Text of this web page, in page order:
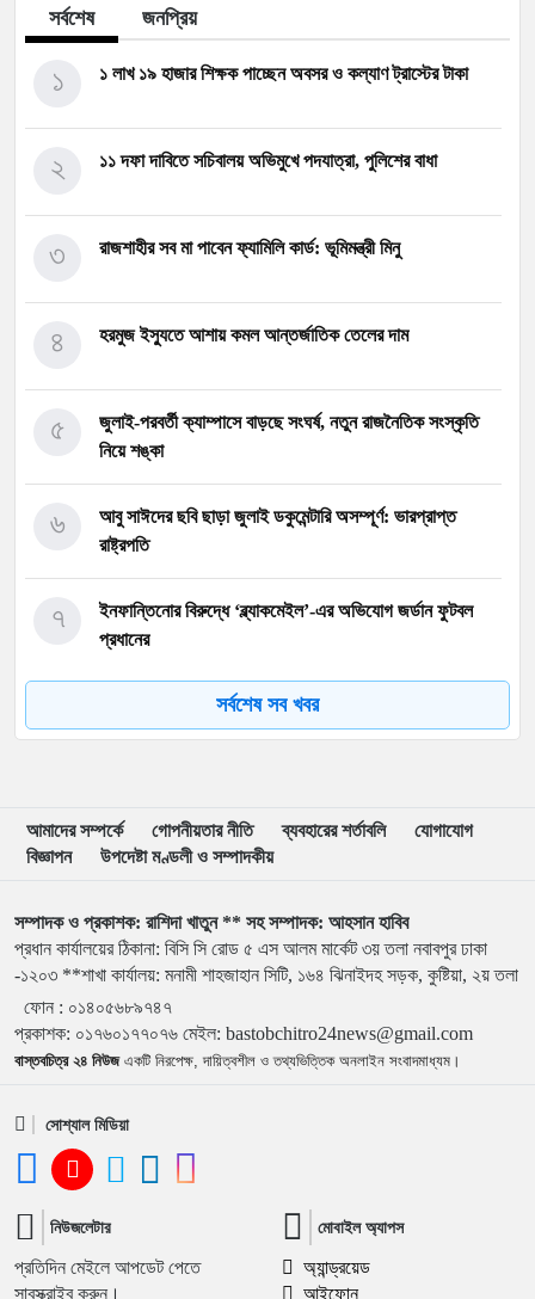
সর্বশেষ জনপ্রিয়
১ লাখ ১৯ হাজার শিক্ষক পাচ্ছেন অবসর ও কল্যাণ ট্রাস্টের টাকা
১
১১ দফা দাবিতে সচিবালয় অভিমুখে পদযাত্রা, পুলিশের বাধা
২
রাজশাহীর সব মা পাবেন ফ্যামিলি কার্ড: ভূমিমন্ত্রী মিনু
৩
হরমুজ ইস্যুতে আশায় কমল আন্তর্জাতিক তেলের দাম
৪
জুলাই-পরবর্তী ক্যাম্পাসে বাড়ছে সংঘর্ষ, নতুন রাজনৈতিক সংস্কৃতি
নিয়ে শঙ্কা
৫
আবু সাঈদের ছবি ছাড়া জুলাই ডকুমেন্টারি অসম্পূর্ণ: ভারপ্রাপ্ত
রাষ্ট্রপতি
৬
ইনফান্তিনোর বিরুদ্ধে ‘ব্ল্যাকমেইল’-এর অভিযোগ জর্ডান ফুটবল
প্রধানের
৭
বরিশাল বিশ্ববিদ্যালয়ে ছাত্রদল-শিবির সংঘর্ষে উত্তেজনা
শেখ হাসিনার বক্তব্য প্রচার করলে আইনানুগ ব্যবস্থা নেওয়া হবে
১১
জবিতে সংঘর্ষের পর জকসু ভিপি-জিএসকে ক্যাম্পাসছাড়া
১২
১৩
ভেনেজুয়েলায় জোড়া ভূমিকম্পে নিহত বেড়ে ৬ হাজার ১২৫
১৪
সর্বশেষ সব খবর
আমাদের সম্পর্কে গোপনীয়তার নীতি ব্যবহারের শর্তাবলি
যোগাযোগ
বিজ্ঞাপন
উপদেষ্টা মণ্ডলী ও সম্পাদকীয়
সম্পাদক ও প্রকাশক: রাশিদা খাতুন ** সহ সম্পাদক: আহসান হাবিব
প্রধান কার্যালয়ের ঠিকানা: বিসি সি রোড ৫ এস আলম মার্কেট ৩য় তলা নবাবপুর ঢাকা
-১২০৩ **শাখা কার্যালয়: মনামী শাহজাহান সিটি, ১৬৪ ঝিনাইদহ সড়ক, কুষ্টিয়া, ২য় তলা
ফোন : ০১৪০৫৬৮৯৭৪৭
প্রকাশক: ০১৭৬০১৭৭০৭৬ মেইল: bastobchitro24news@gmail.com
বাস্তবচিত্র ২৪ নিউজএকটি নিরপেক্ষ, দায়িত্বশীল ও তথ্যভিত্তিক অনলাইন সংবাদমাধ্যম।
সোশ্যাল মিডিয়া
নিউজলেটার
প্রতিদিন মেইলে আপডেট পেতে
সাবস্ক্রাইব করুন।
মোবাইল অ্যাপস
অ্যান্ড্রয়েড
আইফোন